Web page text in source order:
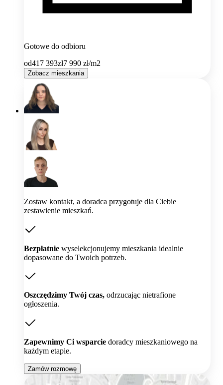
Gotowe do odbioru
od417 393zł7 990 zł/m2
Zobacz mieszkania
Zostaw kontakt, a doradca przygotuje dla Ciebie
zestawienie mieszkań.
Bezpłatnie wyselekcjonujemy mieszkania idealnie
dopasowane do Twoich potrzeb.
Oszczędzimy Twój czas, odrzucając nietrafione
ogłoszenia.
Zapewnimy Ci wsparcie doradcy mieszkaniowego na
każdym etapie.
Zamów rozmowę